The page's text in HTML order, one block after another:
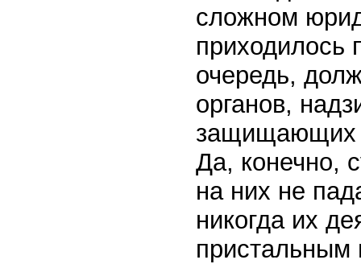
сложном
приходилось
очередь,
органов,
защищающих
Да, конечно,
на них не
никогда их